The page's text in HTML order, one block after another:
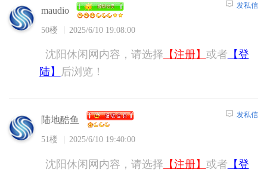
maudio
50楼 2025/6/10 19:08:00
发私信
沈阳休闲网内容，请选择 【注册】 或者 【登
陆】
后浏览！
陆地酷鱼
51楼 2025/6/10 19:40:00
发私信
沈阳休闲网内容，请选择 【注册】 或者 【登